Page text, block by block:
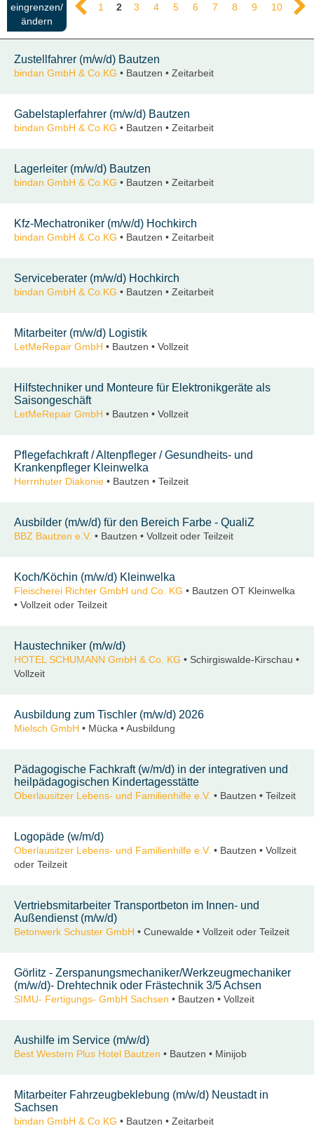
eingrenzen/
ändern
1 2 3 4 5 6 7 8 9 10
Zustellfahrer (m/w/d) Bautzen
bindan GmbH & Co.KG • Bautzen • Zeitarbeit
Gabelstaplerfahrer (m/w/d) Bautzen
bindan GmbH & Co.KG • Bautzen • Zeitarbeit
Lagerleiter (m/w/d) Bautzen
bindan GmbH & Co.KG • Bautzen • Zeitarbeit
Kfz-Mechatroniker (m/w/d) Hochkirch
bindan GmbH & Co.KG • Bautzen • Zeitarbeit
Serviceberater (m/w/d) Hochkirch
bindan GmbH & Co.KG • Bautzen • Zeitarbeit
Mitarbeiter (m/w/d) Logistik
LetMeRepair GmbH • Bautzen • Vollzeit
Hilfstechniker und Monteure für Elektronikgeräte als
Saisongeschäft
LetMeRepair GmbH • Bautzen • Vollzeit
Pflegefachkraft / Altenpfleger / Gesundheits- und
Krankenpfleger Kleinwelka
Herrnhuter Diakonie • Bautzen • Teilzeit
Ausbilder (m/w/d) für den Bereich Farbe - QualiZ
BBZ Bautzen e.V. • Bautzen • Vollzeit oder Teilzeit
Koch/Köchin (m/w/d) Kleinwelka
Fleischerei Richter GmbH und Co. KG • Bautzen OT Kleinwelka
• Vollzeit oder Teilzeit
Haustechniker (m/w/d)
HOTEL SCHUMANN GmbH & Co. KG • Schirgiswalde-Kirschau •
Vollzeit
Ausbildung zum Tischler (m/w/d) 2026
Mielsch GmbH • Mücka • Ausbildung
Pädagogische Fachkraft (w/m/d) in der integrativen und
heilpädagogischen Kindertagesstätte
Oberlausitzer Lebens- und Familienhilfe e.V. • Bautzen • Teilzeit
Logopäde (w/m/d)
Oberlausitzer Lebens- und Familienhilfe e.V. • Bautzen • Vollzeit
oder Teilzeit
Vertriebsmitarbeiter Transportbeton im Innen- und
Außendienst (m/w/d)
Betonwerk Schuster GmbH • Cunewalde • Vollzeit oder Teilzeit
Görlitz - Zerspanungsmechaniker/Werkzeugmechaniker
(m/w/d)- Drehtechnik oder Frästechnik 3/5 Achsen
SIMU- Fertigungs- GmbH Sachsen • Bautzen • Vollzeit
Aushilfe im Service (m/w/d)
Best Western Plus Hotel Bautzen • Bautzen • Minijob
Mitarbeiter Fahrzeugbeklebung (m/w/d) Neustadt in
Sachsen
bindan GmbH & Co.KG • Bautzen • Zeitarbeit